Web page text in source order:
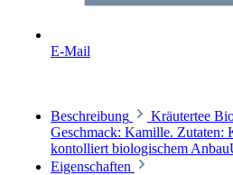
E-Mail
Beschreibung
Kräutertee
Geschmack: Kamille.
kontolliert biologischem
Eigenschaften